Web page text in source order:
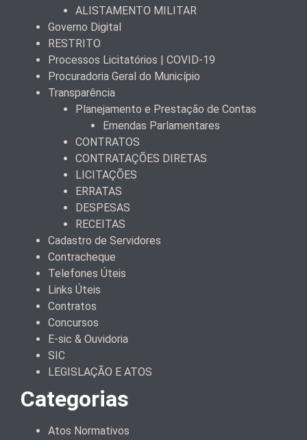
ALISTAMENTO MILITAR
Governo Digital
RESTRITO
Processos Licitatórios | COVID-19
Procuradoria Geral do Município
Transparência
Planejamento e Prestação de Contas
Emendas Parlamentares
CONTRATOS
CONTRATAÇÕES DIRETAS
LICITAÇÕES
ERRATAS
DESPESAS
RECEITAS
Cadastro de Servidores
Contracheque
Telefones Úteis
Links Úteis
Contratos
Concursos
E-sic & Ouvidoria
SIC
LEGISLAÇÃO E ATOS
Categorias
Atos Normativos